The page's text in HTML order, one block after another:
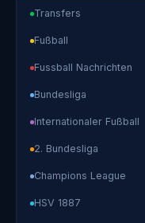
Transfers
Fußball
Fussball Nachrichten
Bundesliga
Internationaler Fußball
2. Bundesliga
Champions League
HSV 1887